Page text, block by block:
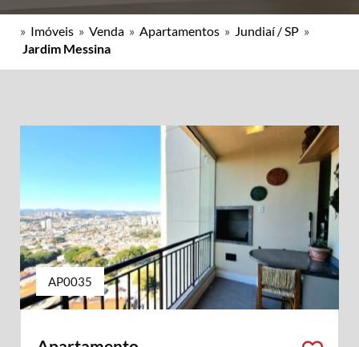
» Imóveis » Venda » Apartamentos » Jundiaí / SP »
Jardim Messina
AP0035